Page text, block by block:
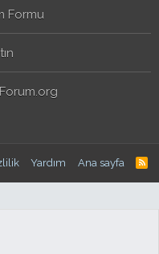
Formu
Yardım Ana sayfa